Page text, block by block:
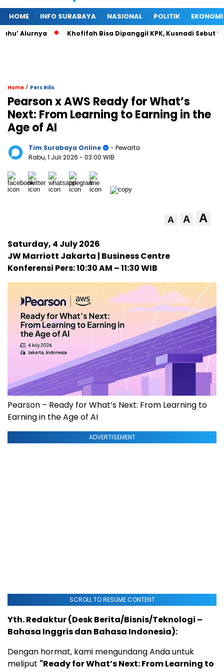
HOME INFO SURABAYA NASIONAL POLITIK EKONOMI
Alurnya Khofifah Bisa Dipanggil KPK, Kusnadi Sebut
Home / Pers Rilis
Pearson x AWS Ready for What’s
Next: From Learning to Earning in the
Age of AI
Tim Surabaya Online
- Pewarta
Rabu, 1 Juli 2026 - 03:00 WIB
A A A
Saturday, 4 July 2026
JW Marriott Jakarta | Business Centre
Konferensi Pers: 10:30 AM – 11:30 WIB
Pearson – Ready for What’s Next: From Learning to
Earning in the Age of AI
ADVERTISEMENT
SCROLL TO RESUME CONTENT
Yth. Redaktur (Desk Berita/Bisnis/Teknologi –
Bahasa Inggris dan Bahasa Indonesia):
Dengan hormat, kami mengundang Anda untuk
meliput "Ready for What’s Next: From Learning to